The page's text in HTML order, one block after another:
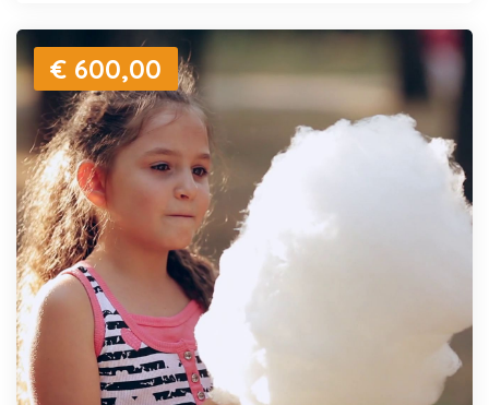
€ 600,00